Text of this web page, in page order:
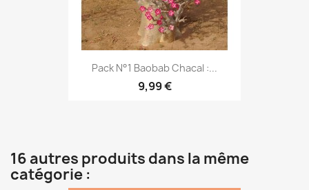
Pack N°1 Baobab Chacal :...
9,99 €
16 autres produits dans la même
catégorie :